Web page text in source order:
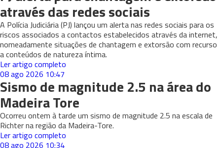
através das redes sociais
A Polícia Judiciária (PJ) lançou um alerta nas redes sociais para os
riscos associados a contactos estabelecidos através da internet,
nomeadamente situações de chantagem e extorsão com recurso
a conteúdos de natureza íntima.
Ler artigo completo
08 ago 2026 10:47
Sismo de magnitude 2.5 na área do
Madeira Tore
Ocorreu ontem à tarde um sismo de magnitude 2.5 na escala de
Richter na região da Madeira-Tore.
Ler artigo completo
08 ago 2026 10:34